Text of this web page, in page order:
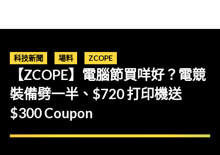
科技新聞 場料 ZCOPE
【ZCOPE】電腦節買咩好？電競
裝備劈一半、$720 打印機送
$300 Coupon